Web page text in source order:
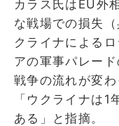
カラス氏はEU外
な戦場での損失
クライナによる
アの軍事パレー
戦争の流れが変わ
「ウクライナは
ある」と指摘。